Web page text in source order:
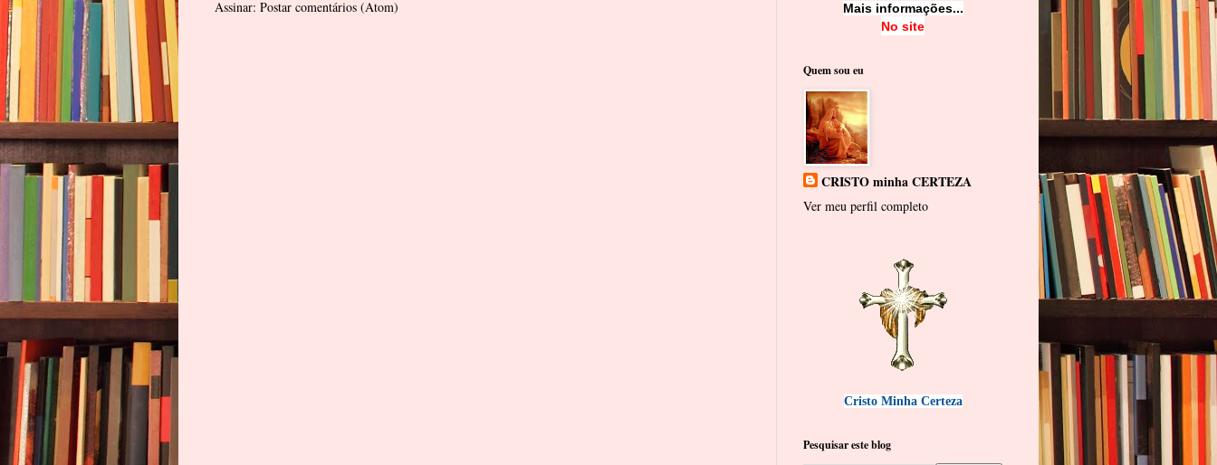
Assinar: Postar comentários (Atom)
Mais informações...
No site
Quem sou eu
CRISTO minha CERTEZA
Ver meu perfil completo
Cristo Minha Certeza
Pesquisar este blog